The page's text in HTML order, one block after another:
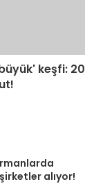
keşfi: 20
alıyor!